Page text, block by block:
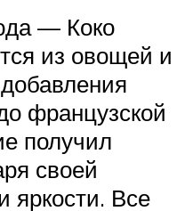
— Коко
из овощей и
французской
получил
своей
яркости. Все